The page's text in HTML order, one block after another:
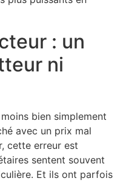
: un
ni
bien simplement
avec un prix mal
cette erreur est
sentent souvent
Et ils ont parfois